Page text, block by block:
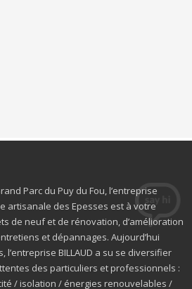
Parc du Puy du Fou, l’entreprise
artisanale des Epesses est à votre
de neuf et de rénovation, d’amélioration
et dépannages. Aujourd’hui
l’entreprise BILLAUD a su se diversifier
des particuliers et professionnels :
/ isolation / énergies renouvelables /